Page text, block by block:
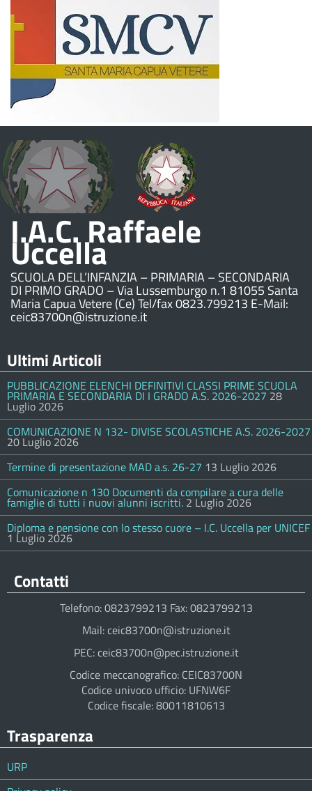
I.A.C. Raffaele
Uccella
SCUOLA DELL’INFANZIA – PRIMARIA – SECONDARIA
DI PRIMO GRADO – Via Lussemburgo n.1 81055 Santa
Maria Capua Vetere (Ce) Tel/fax 0823.799213 E-Mail:
ceic83700n@istruzione.it
Ultimi Articoli
PUBBLICAZIONE ELENCHI DEFINITIVI CLASSI PRIME SCUOLA
PRIMARIA E SECONDARIA DI I GRADO A.S. 2026-2027 28
Luglio 2026
COMUNICAZIONE N 132- DIVISE SCOLASTICHE A.S. 2026-2027
20 Luglio 2026
Termine di presentazione MAD a.s. 26-27 13 Luglio 2026
Comunicazione n 130 Documenti da compilare a cura delle
famiglie di tutti i nuovi alunni iscritti. 2 Luglio 2026
Diploma e pensione con lo stesso cuore – I.C. Uccella per UNICEF
1 Luglio 2026
Contatti
Telefono: 0823799213 Fax: 0823799213
Mail: ceic83700n@istruzione.it
PEC: ceic83700n@pec.istruzione.it
Codice meccanografico: CEIC83700N
Codice univoco ufficio: UFNW6F
Codice fiscale: 80011810613
Trasparenza
URP